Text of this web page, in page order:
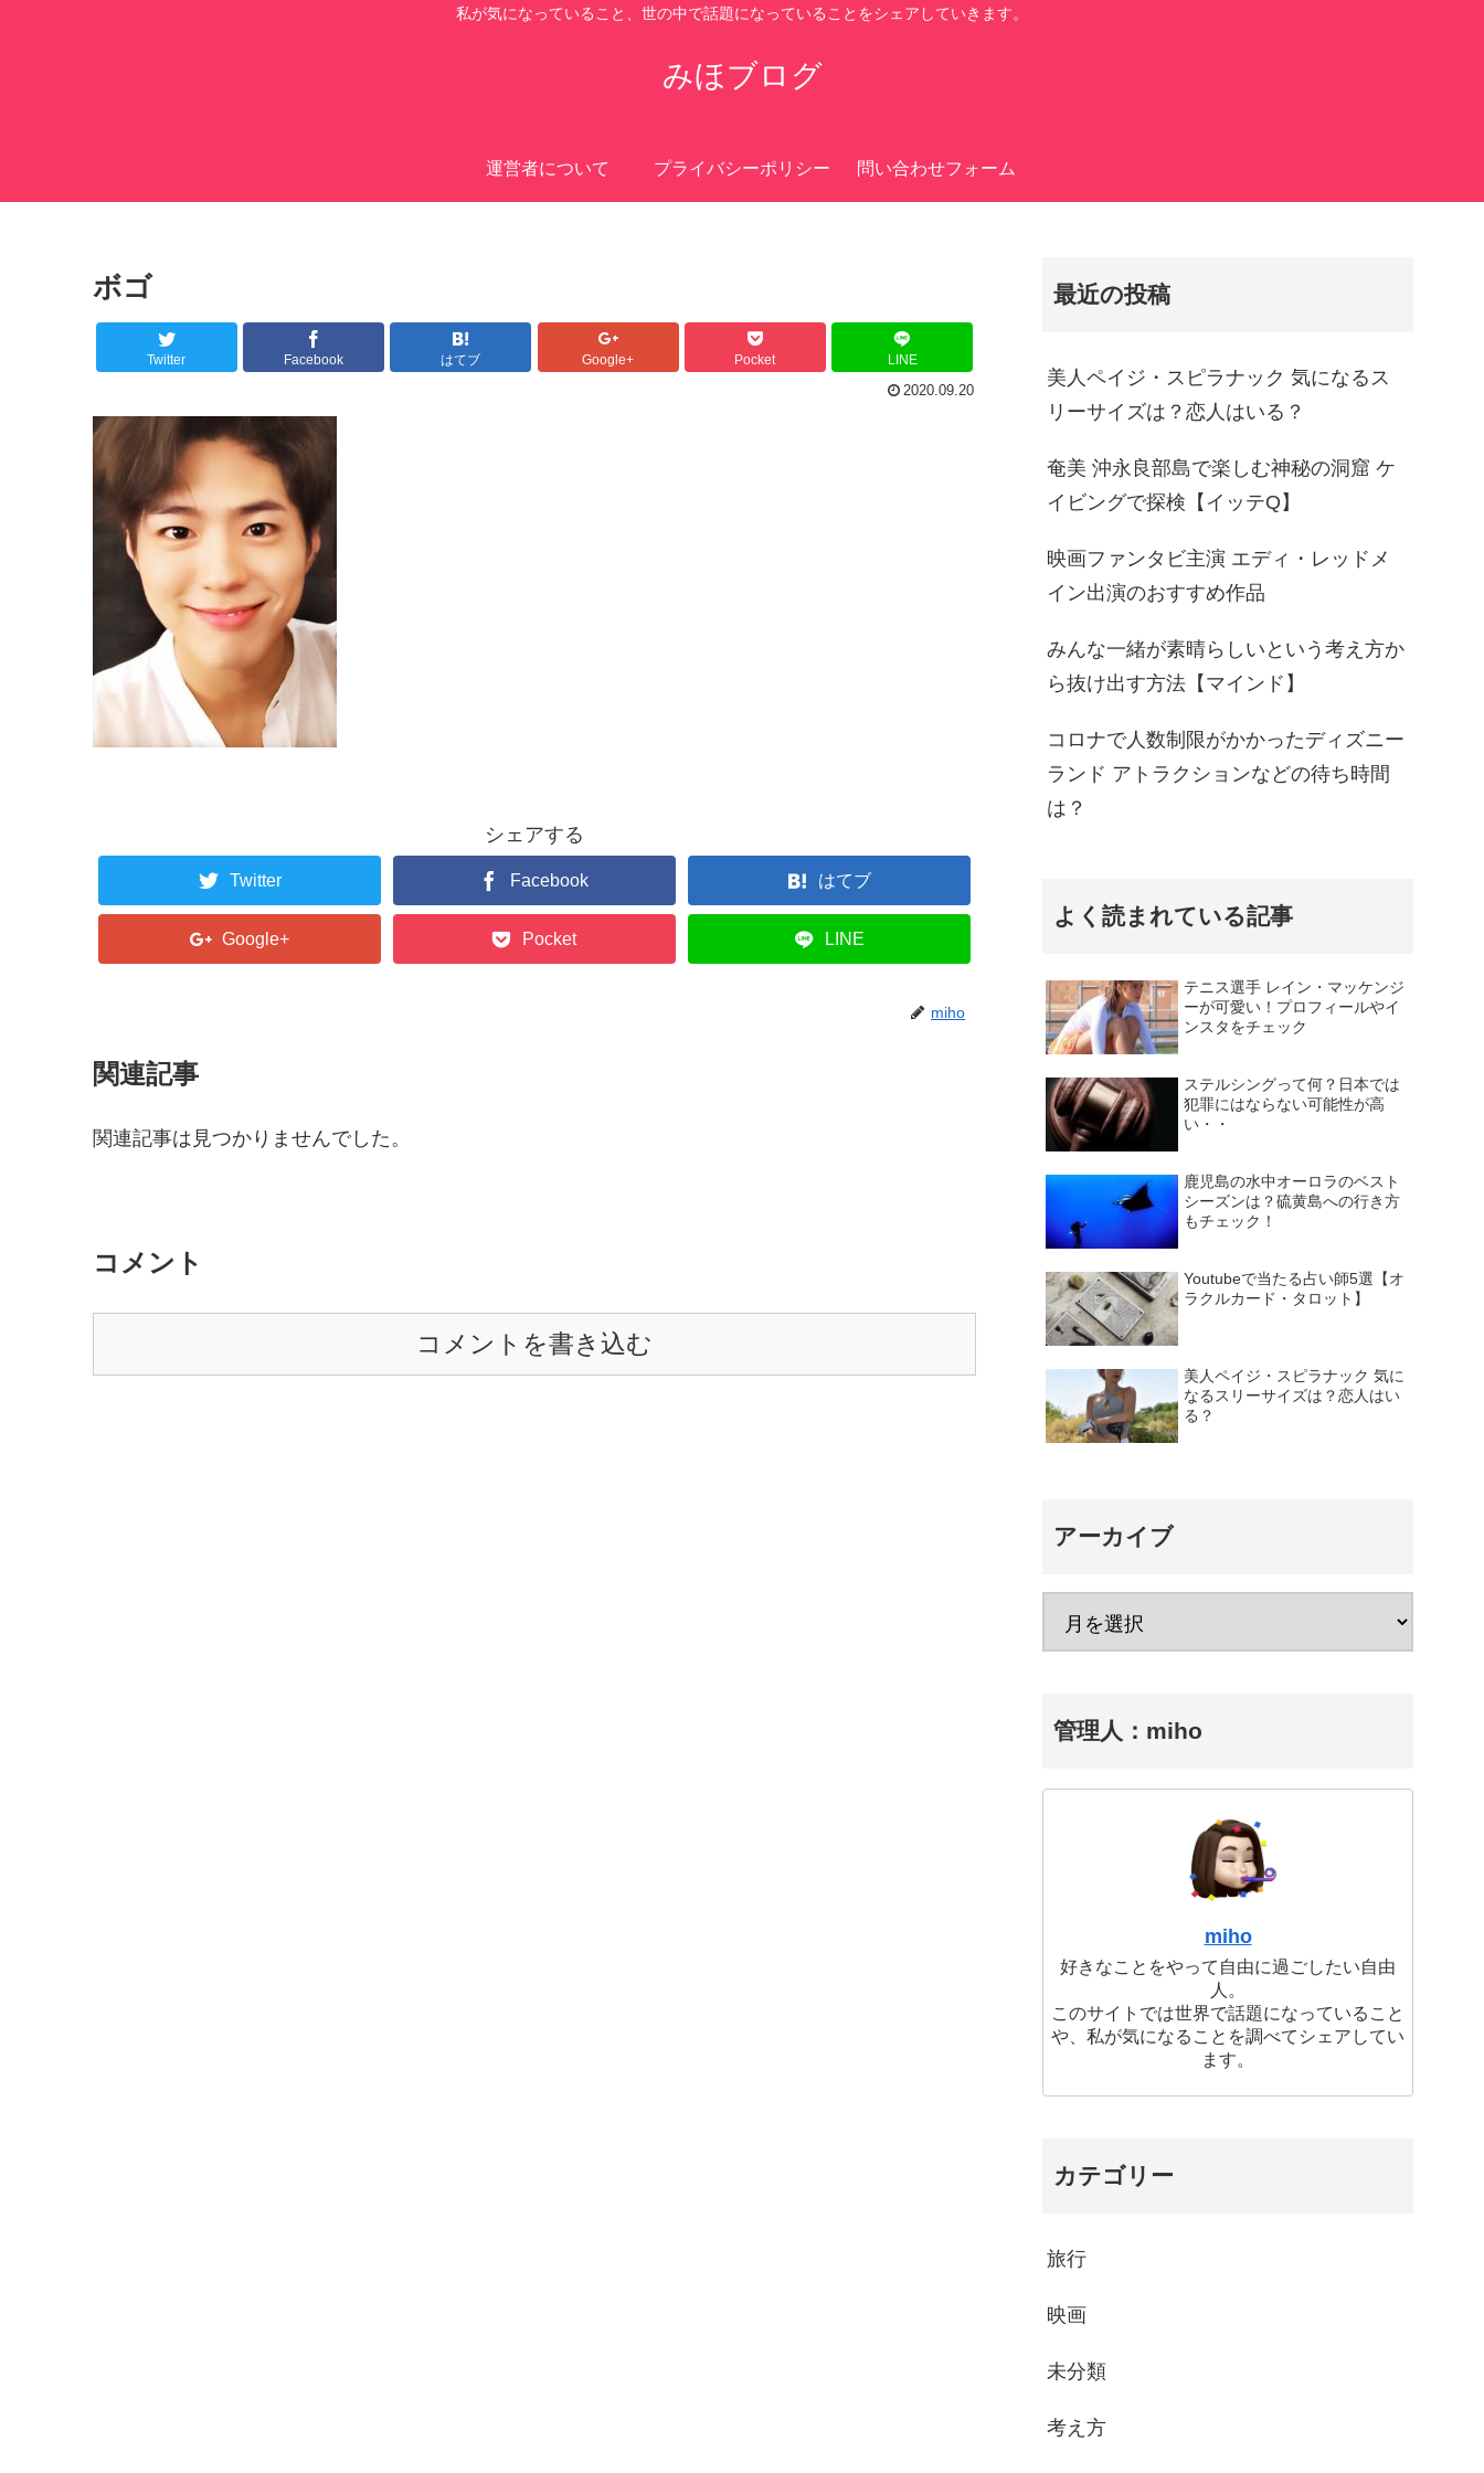
私が気になっていること、世の中で話題になっていることをシェアしていきます。
みほブログ
運営者について プライバシーポリシー 問い合わせフォーム
ボゴ
Twitter Facebook はてブ Google+ Pocket LINE
2020.09.20
シェアする
Twitter Facebook はてブ
Google+ Pocket LINE
miho
関連記事
関連記事は見つかりませんでした。
コメント
コメントを書き込む
最近の投稿
美人ペイジ・スピラナック 気になるス
リーサイズは？恋人はいる？
奄美 沖永良部島で楽しむ神秘の洞窟 ケ
イビングで探検【イッテQ】
映画ファンタビ主演 エディ・レッドメ
イン出演のおすすめ作品
みんな一緒が素晴らしいという考え方か
ら抜け出す方法【マインド】
コロナで人数制限がかかったディズニー
ランド アトラクションなどの待ち時間
は？
よく読まれている記事
テニス選手 レイン・マッケンジ
ーが可愛い！プロフィールやイ
ンスタをチェック
ステルシングって何？日本では
犯罪にはならない可能性が高
い・・
鹿児島の水中オーロラのベスト
シーズンは？硫黄島への行き方
もチェック！
Youtubeで当たる占い師5選【オ
ラクルカード・タロット】
美人ペイジ・スピラナック 気に
なるスリーサイズは？恋人はい
る？
アーカイブ
管理人：miho
miho
好きなことをやって自由に過ごしたい自由
人。
このサイトでは世界で話題になっていること
や、私が気になることを調べてシェアしてい
ます。
カテゴリー
旅行
映画
未分類
考え方